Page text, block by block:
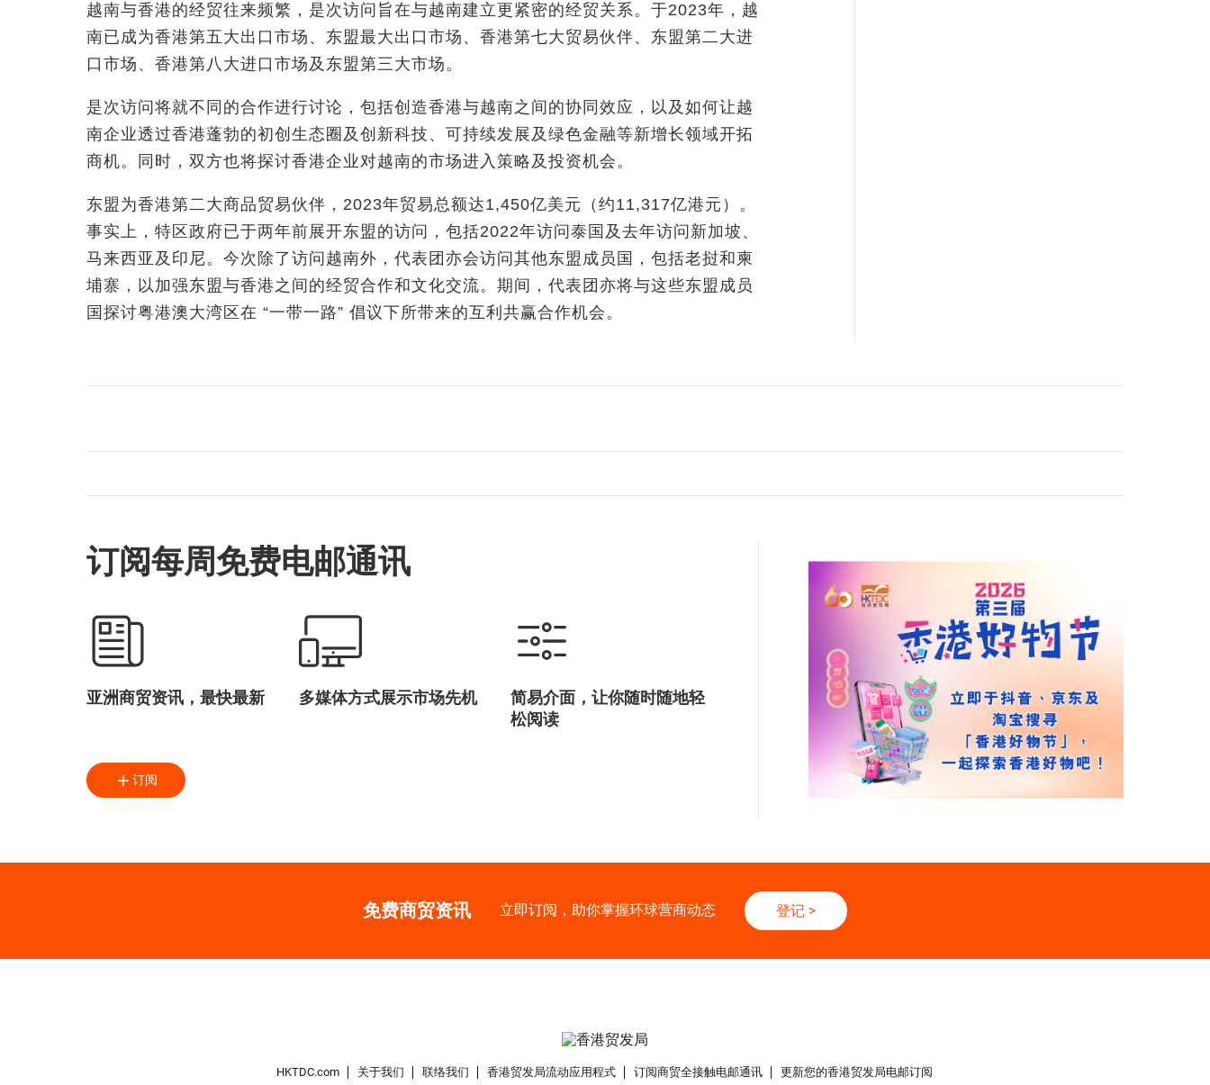
越南与香港的经贸往来频繁，是次访问旨在与越南建立更紧密的经贸关系。于2023年，越
南已成为香港第五大出口市场、东盟最大出口市场、香港第七大贸易伙伴、东盟第二大进
口市场、香港第八大进口市场及东盟第三大市场。
是次访问将就不同的合作进行讨论，包括创造香港与越南之间的协同效应，以及如何让越
南企业透过香港蓬勃的初创生态圈及创新科技、可持续发展及绿色金融等新增长领域开拓
商机。同时，双方也将探讨香港企业对越南的市场进入策略及投资机会。
东盟为香港第二大商品贸易伙伴，2023年贸易总额达1,450亿美元（约11,317亿港元）。
事实上，特区政府已于两年前展开东盟的访问，包括2022年访问泰国及去年访问新加坡、
马来西亚及印尼。今次除了访问越南外，代表团亦会访问其他东盟成员国，包括老挝和柬
埔寨，以加强东盟与香港之间的经贸合作和文化交流。期间，代表团亦将与这些东盟成员
国探讨粤港澳大湾区在 “一带一路” 倡议下所带来的互利共赢合作机会。
订阅每周免费电邮通讯
亚洲商贸资讯，最快最新 多媒体方式展示市场先机
简易介面，让你随时随地轻
松阅读
订阅
免费商贸资讯 立即订阅，助你掌握环球营商动态 登记>
HKTDC.com 关于我们 联络我们 香港贸发局流动应用程式 订阅商贸全接触电邮通讯 更新您的香港贸发局电邮订阅